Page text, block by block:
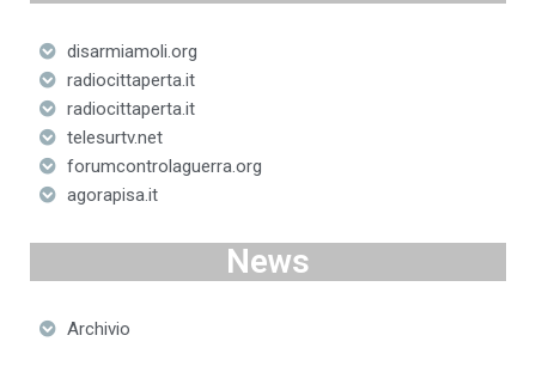
disarmiamoli.org
radiocittaperta.it
radiocittaperta.it
telesurtv.net
forumcontrolaguerra.org
agorapisa.it
News
Archivio